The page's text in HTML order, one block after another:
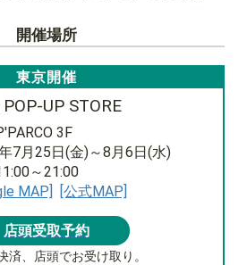
開催場所
東京開催
UP STORE
3F
7月25日(金)～8月6日(水)
～21:00
MAP]
[公式MAP]
店頭受取予約
済、店頭でお受け取り。